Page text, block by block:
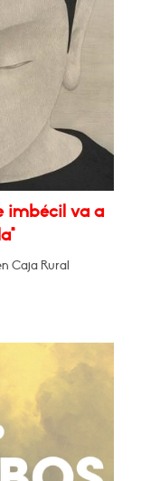
imbécil va a
Caja Rural